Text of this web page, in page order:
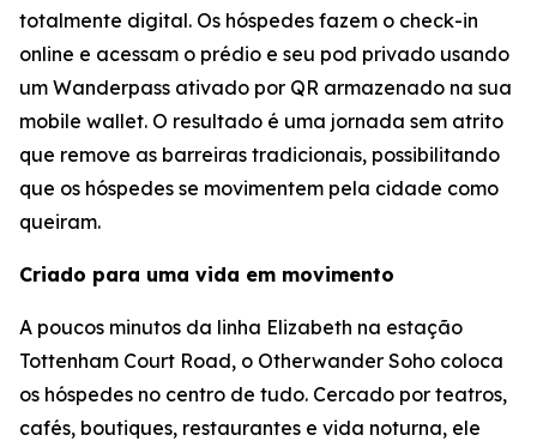
totalmente digital. Os hóspedes fazem o check-in
online e acessam o prédio e seu pod privado usando
um Wanderpass ativado por QR armazenado na sua
mobile wallet. O resultado é uma jornada sem atrito
que remove as barreiras tradicionais, possibilitando
que os hóspedes se movimentem pela cidade como
queiram.
Criado para uma vida em movimento
A poucos minutos da linha Elizabeth na estação
Tottenham Court Road, o Otherwander Soho coloca
os hóspedes no centro de tudo. Cercado por teatros,
cafés, boutiques, restaurantes e vida noturna, ele